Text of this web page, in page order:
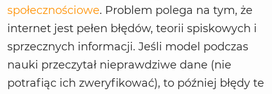
społecznościowe. Problem polega na tym, że
internet jest pełen błędów, teorii spiskowych i
sprzecznych informacji. Jeśli model podczas
nauki przeczytał nieprawdziwe dane (nie
potrafiąc ich zweryfikować), to później błędy te